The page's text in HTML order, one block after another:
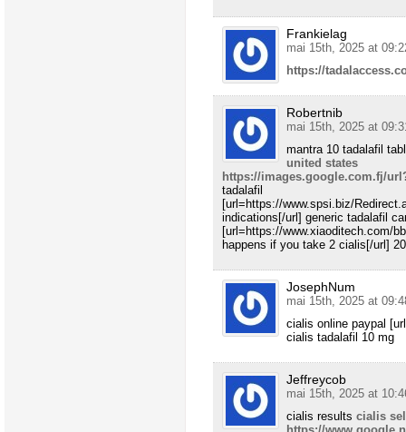
Frankielag
mai 15th, 2025 at
https://
Robertnib
mai 15th, 2025 at
mantra 10 tadalafil
united states
https://images.google.com.fj/
tadalafil
[url=https://www.spsi.biz/
indications[/url] generic tadalafil
[url=https://www.xiaoditech.com/
happens if you take 2 cialis[/url]
JosephNum
mai 15th, 2025 at
cialis online paypal
cialis tadalafil 10 mg
Jeffreycob
mai 15th, 2025 at
cialis results cialis